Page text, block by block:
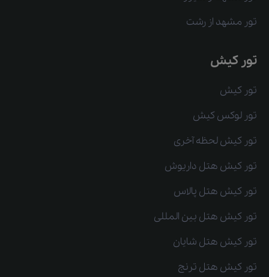
تور مشهد از رشت
تور کیش
تور کیش
تور لوکس کیش
تور کیش لحظه آخری
تور کیش هتل داریوش
تور کیش هتل پالاس
تور کیش هتل بین المللی
تور کیش هتل شایان
تور کیش هتل ترنج